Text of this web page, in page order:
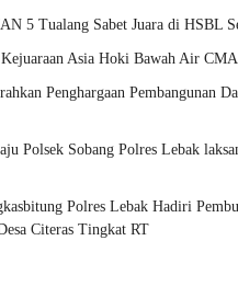
5 Tualang Sabet Juara di HSBL
Asia Hoki Bawah Air
Penghargaan Pembangunan
Polsek Sobang Polres Lebak
Polres Lebak Hadiri
Citeras Tingkat RT